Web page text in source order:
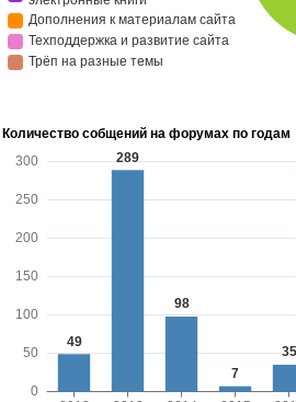
Количество собщений на форумах по годам